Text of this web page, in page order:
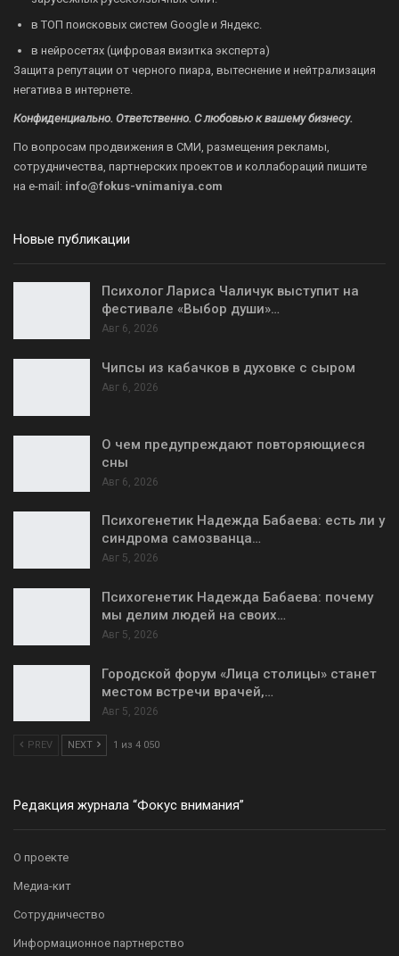
в ТОП поисковых систем Google и Яндекс.
в нейросетях (цифровая визитка эксперта)
Защита репутации от черного пиара, вытеснение и нейтрализация
негатива в интернете.
Конфиденциально. Ответственно. С любовью к вашему бизнесу.
По вопросам продвижения в СМИ, размещения рекламы,
сотрудничества, партнерских проектов и коллабораций пишите
на e-mail: info@fokus-vnimaniya.com
Новые публикации
Психолог Лариса Чаличук выступит на
фестивале «Выбор души»…
Авг 6, 2026
Чипсы из кабачков в духовке с сыром
Авг 6, 2026
О чем предупреждают повторяющиеся
сны
Авг 6, 2026
Психогенетик Надежда Бабаева: есть ли у
синдрома самозванца…
Авг 5, 2026
Психогенетик Надежда Бабаева: почему
мы делим людей на своих…
Авг 5, 2026
Городской форум «Лица столицы» станет
местом встречи врачей,…
Авг 5, 2026
PREV NEXT 1 из 4 050
Редакция журнала “Фокус внимания”
О проекте
Медиа-кит
Сотрудничество
Информационное партнерство